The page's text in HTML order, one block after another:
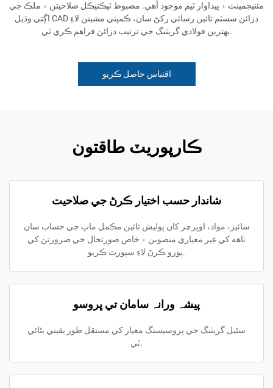
مئنيجمينٽ ۽ پيداوار ٽيم موجود آهي. مضبوط ٽيڪنيڪل صلاحيتن ۽ ملڪ جي
اڳتي وڌيل CAD ڊزائن سسٽم تائين رسائي رکڻ سان، ڪمپني مشينن لاءِ
بهترين فولادي گريٽنگ جي ترتيب ڊزائن فراهم ڪري ٿي.
اقتباس حاصل ڪريو
ڪارپوريٽ طاقتون
شاندار حسب اختيار ڪرڻ جي صلاحيت
سائيز، مواد، اوپرچر کان پوليش تائين مڪمل ماپ جي حساب سان
ٺاهه کي غير معياري منصوبن ۽ خاص صورتحال جي ضرورتن کي
پورو ڪرڻ لاءِ سپورٽ ڪريو.
پيشہ ورانہ سامان تي ڀروسو
سٹيل گريٽنگ جي پروسيسنگ معيار کي مستقل طور يقيني بڻائي
ٿي.